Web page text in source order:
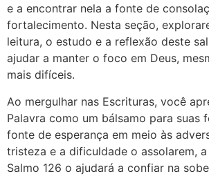
e a encontrar nela a fonte de
fortalecimento. Nesta seção,
leitura, o estudo e a reflexão deste
ajudar a manter o foco em Deus,
mais difíceis.
Ao mergulhar nas Escrituras, você
Palavra como um bálsamo para suas
fonte de esperança em meio às
tristeza e a dificuldade o assolarem,
Salmo 126 o ajudará a confiar na